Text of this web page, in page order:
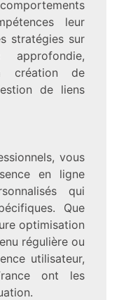
leur
stratégies sur
approfondie,
création de
de liens
vous
en ligne
qui
Que
optimisation
régulière ou
utilisateur,
ont les